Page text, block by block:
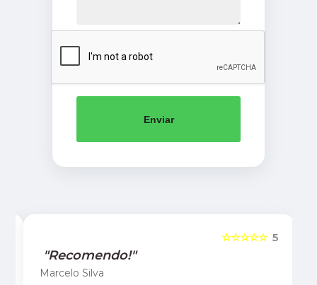
Enviar
5
☆☆☆☆☆
"Recomendo!"
Marcelo Silva